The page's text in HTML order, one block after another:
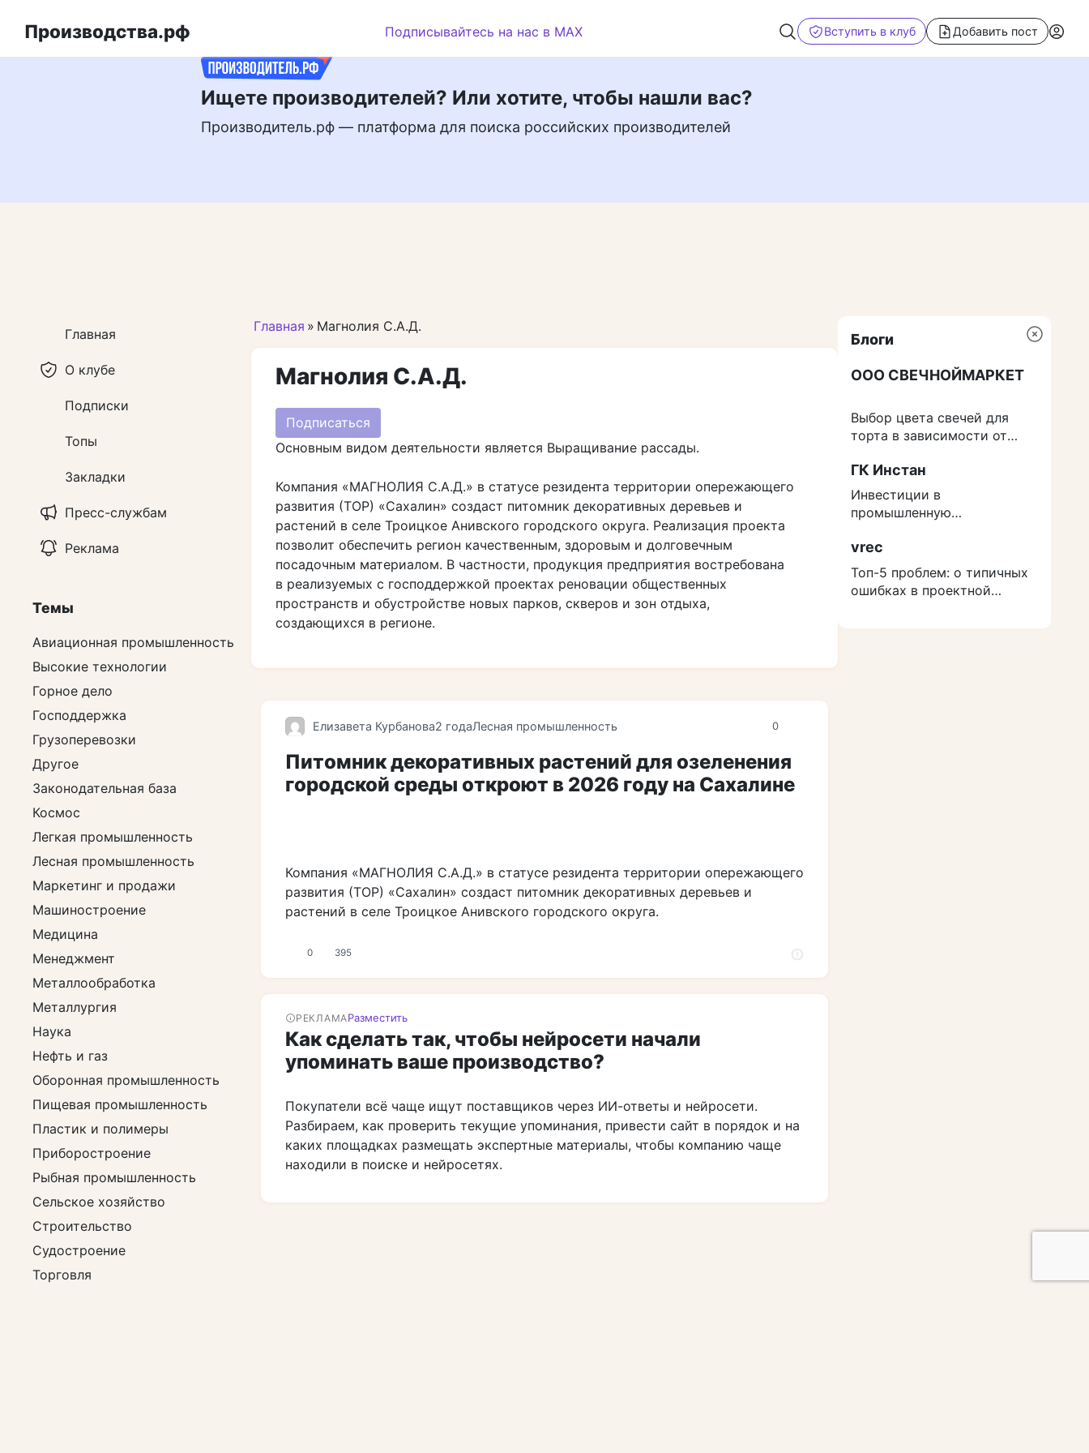
Ищете производителей? Или хотите, чтобы нашли вас?
Производитель.рф — платформа для поиска российских производителей
Производства.рф Подписывайтесь на нас в MAX Вступить в клуб Добавить пост
Главная » Магнолия С.А.Д.
Магнолия С.А.Д.
Подписаться
Основным видом деятельности является Выращивание рассады.
Компания «МАГНОЛИЯ С.А.Д.» в статусе резидента территории опережающего
развития (ТОР) «Сахалин» создаст питомник декоративных деревьев и
растений в селе Троицкое Анивского городского округа. Реализация проекта
позволит обеспечить регион качественным, здоровым и долговечным
посадочным материалом. В частности, продукция предприятия востребована
в реализуемых с господдержкой проектах реновации общественных
пространств и обустройстве новых парков, скверов и зон отдыха,
создающихся в регионе.
0
Елизавета Курбанова2 годаЛесная промышленность
Питомник декоративных растений для озеленения
городской среды откроют в 2026 году на Сахалине
Компания «МАГНОЛИЯ С.А.Д.» в статусе резидента территории опережающего
развития (ТОР) «Сахалин» создаст питомник декоративных деревьев и
растений в селе Троицкое Анивского городского округа.
0 395
РЕКЛАМАРазместить
Как сделать так, чтобы нейросети начали
упоминать ваше производство?
Покупатели всё чаще ищут поставщиков через ИИ-ответы и нейросети.
Разбираем, как проверить текущие упоминания, привести сайт в порядок и на
каких площадках размещать экспертные материалы, чтобы компанию чаще
находили в поиске и нейросетях.
Главная
О клубе
Подписки
Топы
Закладки
Пресс-службам
Реклама
Темы
Авиационная промышленность
Высокие технологии
Горное дело
Господдержка
Грузоперевозки
Другое
Законодательная база
Космос
Легкая промышленность
Лесная промышленность
Маркетинг и продажи
Машиностроение
Медицина
Менеджмент
Металлообработка
Металлургия
Наука
Нефть и газ
Оборонная промышленность
Пищевая промышленность
Пластик и полимеры
Приборостроение
Рыбная промышленность
Сельское хозяйство
Строительство
Судостроение
Торговля
Блоги
ООО СВЕЧНОЙМАРКЕТ
Выбор цвета свечей для
торта в зависимости от
ГК Инстан
Инвестиции в
промышленную
защититься от роста
расходов на строительство
vrec
Топ-5 проблем: о типичных
ошибках в проектной